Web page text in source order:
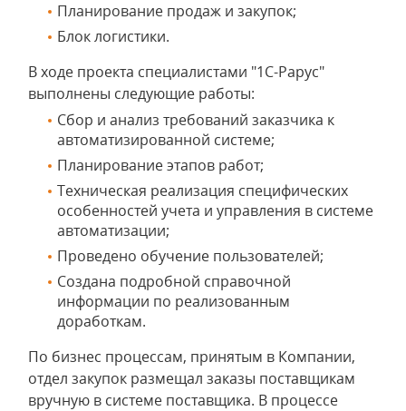
Планирование продаж и закупок;
Блок логистики.
В ходе проекта специалистами "1С-Рарус"
выполнены следующие работы:
Сбор и анализ требований заказчика к
автоматизированной системе;
Планирование этапов работ;
Техническая реализация специфических
особенностей учета и управления в системе
автоматизации;
Проведено обучение пользователей;
Создана подробной справочной
информации по реализованным
доработкам.
По бизнес процессам, принятым в Компании,
отдел закупок размещал заказы поставщикам
вручную в системе поставщика. В процессе